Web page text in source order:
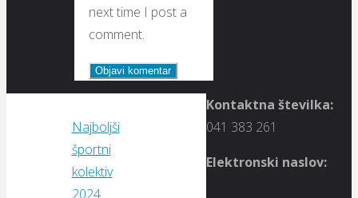
next time I post a
comment.
Najboljši
športni
kolektiv
2024
Kontaktna številka:
041 383 261
Elektronski naslov: